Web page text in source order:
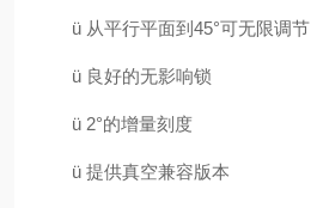
ü 从平行平面到 45°可无限调节
ü 良好的无影响锁
ü 2°的增量刻度
ü 提供真空兼容版本